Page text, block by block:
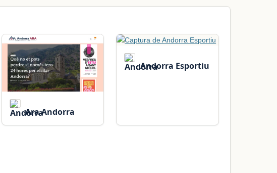
Ara Andorra
Andorra Esportiu